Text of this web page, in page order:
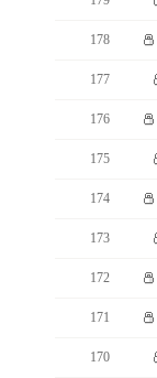
178
177
176
175
174
173
172
171
170